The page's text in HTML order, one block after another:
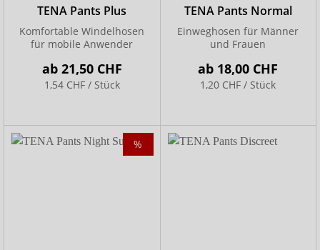
TENA Pants Plus
Komfortable Windelhosen
für mobile Anwender
ab 21,50 CHF
1,54 CHF / Stück
TENA Pants Normal
Einweghosen für Männer
und Frauen
ab 18,00 CHF
1,20 CHF / Stück
%